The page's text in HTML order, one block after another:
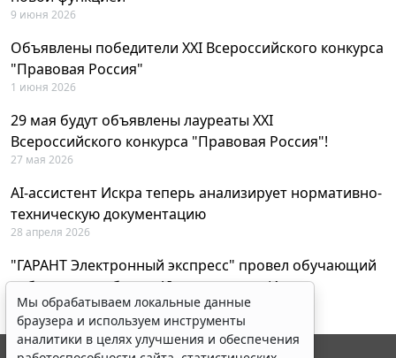
9 июня 2026
Объявлены победители XXI Всероссийского конкурса
"Правовая Россия"
1 июня 2026
29 мая будут объявлены лауреаты XXI
Всероссийского конкурса "Правовая Россия"!
27 мая 2026
AI-ассистент Искра теперь анализирует нормативно-
техническую документацию
28 апреля 2026
"ГАРАНТ Электронный экспресс" провел обучающий
вебинар по работе с AI-ассистентом Искра
23 апреля 2026
Мы обрабатываем локальные данные
браузера и используем инструменты
аналитики в целях улучшения и обеспечения